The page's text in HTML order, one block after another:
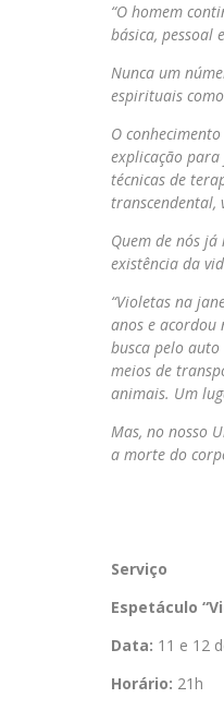
“O homem
básica, pessoal
Nunca um
espirituais
O
explicação
técnicas de
transcendental,
Quem de nós
existência da
“Violetas na
anos e acordou
busca pelo auto
meios de
animais. Um
Mas, no nosso
a morte do
Serviço
Espetáculo
Data: 11 e 12
Horário: 21h